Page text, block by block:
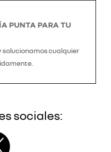
PUNTA PARA TU
solucionamos cualquier
sociales: